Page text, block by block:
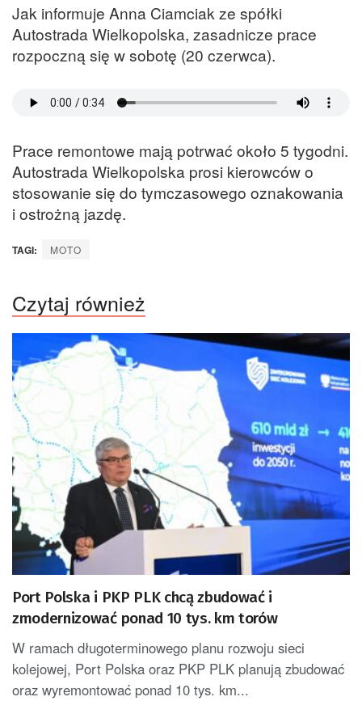
Jak informuje Anna Ciamciak ze spółki
Autostrada Wielkopolska, zasadnicze prace
rozpoczną się w sobotę (20 czerwca).
Prace remontowe mają potrwać około 5 tygodni.
Autostrada Wielkopolska prosi kierowców o
stosowanie się do tymczasowego oznakowania
i ostrożną jazdę.
TAGI: MOTO
Czytaj również
Port Polska i PKP PLK chcą zbudować i
zmodernizować ponad 10 tys. km torów
W ramach długoterminowego planu rozwoju sieci
kolejowej, Port Polska oraz PKP PLK planują zbudować
oraz wyremontować ponad 10 tys. km...